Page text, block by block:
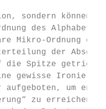
sondern können
des
Mikro-Ordnung
der
die Spitze
eine gewisse Ironie
aufgeboten, um
zu erreichen.